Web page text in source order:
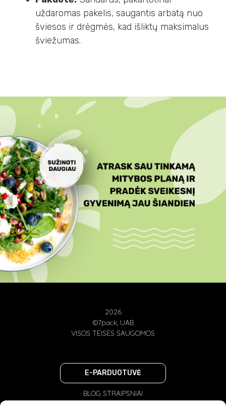
uždaromas pakelis, saugantis arbatą nuo
šviesos ir drėgmės, kad išliktų maksimalus
šviežumas.
2026
©7pack, UAB
VISOS TEISĖS SAUGOMOS
E-PARDUOTUVĖ
BLOG STRAIPSNIAI